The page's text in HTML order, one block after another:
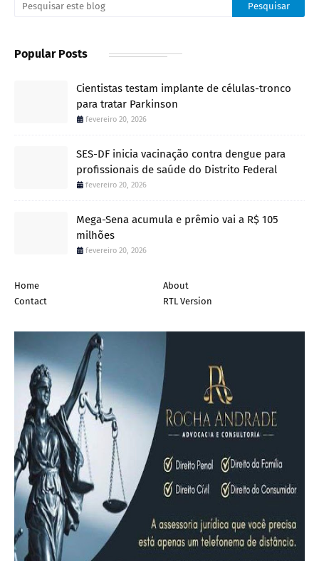
Popular Posts
Cientistas testam implante de células-tronco
para tratar Parkinson
fevereiro 20, 2026
SES-DF inicia vacinação contra dengue para
profissionais de saúde do Distrito Federal
fevereiro 20, 2026
Mega-Sena acumula e prêmio vai a R$ 105
milhões
fevereiro 20, 2026
Home
About
Contact
RTL Version